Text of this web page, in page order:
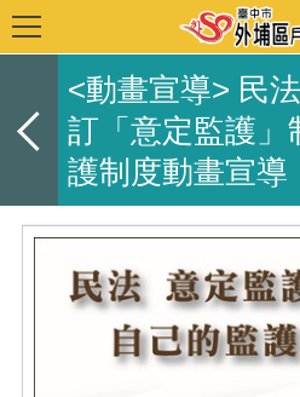
<動畫宣導> 民
訂「意定監護」
護制度動畫宣導